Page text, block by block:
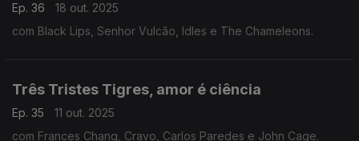
Ep. 36
18 out. 2025
com Black Lips, Senhor Vulcão, Idles e The Chameleons.
Três Tristes Tigres, amor é ciência
Ep. 35
11 out. 2025
com Frances Chang, Cravo, Carlos Paredes e John Cage.